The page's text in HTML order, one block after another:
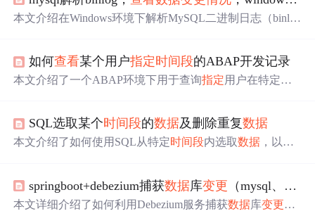
本文介绍在Windows环境下解析MySQL二进制日志（binlo
小分析范围。重点说明如何通过解析结果识别具体数据库
（如shop）、表（如address）及字段的数据变更细节，适
如何查看某个用户指定时间段的ABAP开发记录
本文介绍了一个ABAP环境下用于查询指定用户在特定时
代码变更细节。
SQL选取某个时间段的数据及删除重复数据
本文介绍了如何使用SQL从特定时间段内选取数据 ，以US
复，以及使用CTE（公共表表达式）消除重复记录。
springboot+debezium捕获数据库变更 （mysql、sql-server、mongodb、oracle.........）
本文详细介绍了如何利用Debezium服务捕获数据库变更，